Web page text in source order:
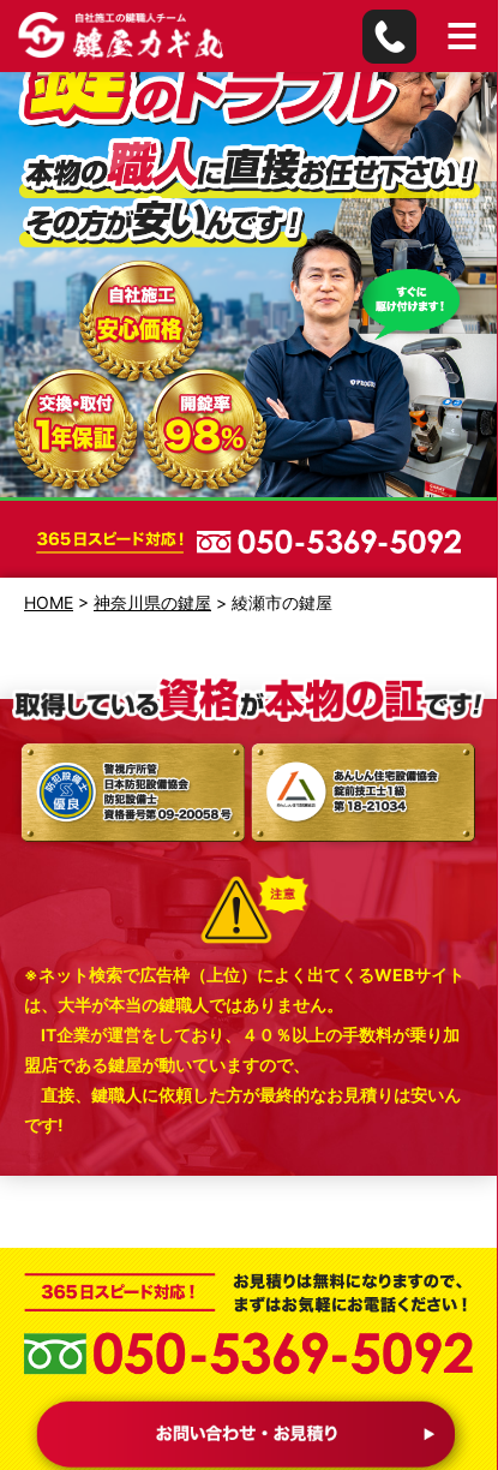
綾瀬市の鍵屋
HOME > 神奈川県の鍵屋 > 綾瀬市の鍵屋
※ネット検索で広告枠（上位）によく出てくるWEBサイト
は、大半が本当の鍵職人ではありません。
IT企業が運営をしており、４０％以上の手数料が乗り加
盟店である鍵屋が動いていますので、
直接、鍵職人に依頼した方が最終的なお見積りは安いん
です!